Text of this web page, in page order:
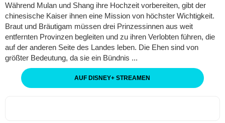
Während Mulan und Shang ihre Hochzeit vorbereiten, gibt der
chinesische Kaiser ihnen eine Mission von höchster Wichtigkeit.
Braut und Bräutigam müssen drei Prinzessinnen aus weit
entfernten Provinzen begleiten und zu ihren Verlobten führen, die
auf der anderen Seite des Landes leben. Die Ehen sind von
größter Bedeutung, da sie ein Bündnis ...
AUF DISNEY+ STREAMEN